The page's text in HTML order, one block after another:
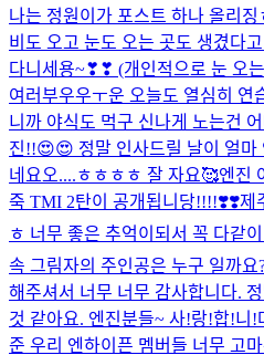
나는 정원이가 포스트 하나 올리
비도 오고 눈도 오는 곳도 생겼다
다니세용~❣❣ (개인적으로 눈 오
여러부우우ㅜ운 오늘도 열심히 연
니까 야식도 먹구 신나게 노는건
진!!😍😍 정말 인사드릴 날이 얼마
네요오....ㅎㅎㅎㅎ 잘 자요🥰엔진
죽 TMI 2탄이 공개됩니당!!!!❣️❣️제
ㅎ 너무 좋은 추억이되서 꼭 다같
속 그림자의 주인공은 누구 일까요
해주셔서 너무 너무 감사합니다.
것 같아요. 엔진분들~ 사!랑!합!니!
준 우리 엔하이픈 멤버들 너무 고